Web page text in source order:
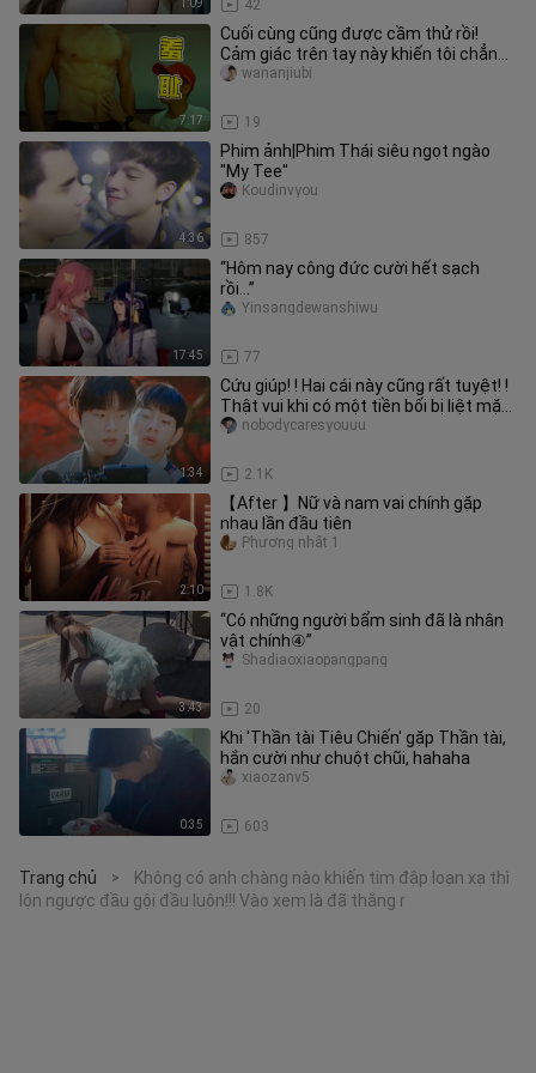
1:09 42
7:17
Cuối cùng cũng được cầm thử rồi!
Cảm giác trên tay này khiến tôi chẳng
còn muốn tự giác nữa
19
wananjiubi
4:36
Phim ảnh|Phim Thái siêu ngọt ngào
"My Tee"
857
Koudinvyou
17:45
“Hôm nay công đức cười hết sạch
rồi…”
77
Yinsangdewanshiwu
1:34
Cứu giúp! ! Hai cái này cũng rất tuyệt! !
Thật vui khi có một tiền bối bị liệt mặt
x một tân binh ki
2.1K
nobodycaresyouuu
2:10
【After 】Nữ và nam vai chính gặp
nhau lần đầu tiên
1.8K
Phương nhất 1
3:43
“Có những người bẩm sinh đã là nhân
vật chính④”
20
Shadiaoxiaopangpang
0:35
Khi 'Thần tài Tiêu Chiến' gặp Thần tài,
hắn cười như chuột chũi, hahaha
603
xiaozanv5
Trang chủ >
Không có anh chàng nào khiến tim đập loạn xạ thì
lộn ngược đầu gội đầu luôn!!! Vào xem là đã thắng r